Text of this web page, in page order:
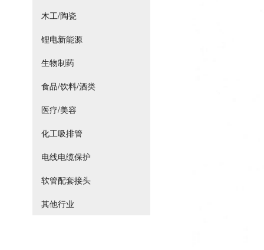
木工/陶瓷
锂电新能源
生物制药
食品/饮料/酒类
医疗/美容
化工吸排管
电线电缆保护
软管配套接头
其他行业